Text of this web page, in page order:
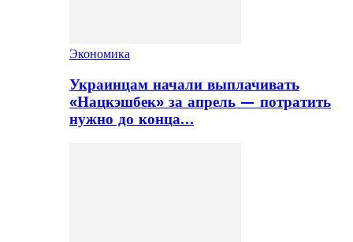
Экономика
Украинцам начали выплачивать
«Нацкэшбек» за апрель — потратить
нужно до конца…